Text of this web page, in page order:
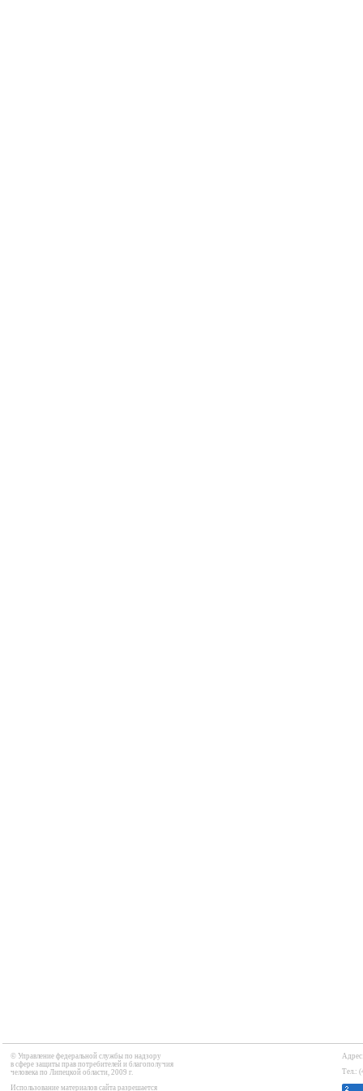
© Управление федеральной службы по надзору
в сфере защиты прав потребителей и благополучия
человека по Липецкой области, 2009 г.
Использование материалов сайта разрешается
Тел.: